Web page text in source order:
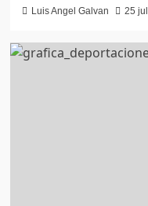
Luis Angel Galvan 25